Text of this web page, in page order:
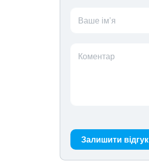
Ваше ім’я
Коментар
Залишити відгук